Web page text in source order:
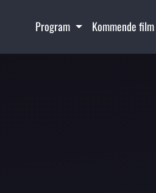
Program Kommende film